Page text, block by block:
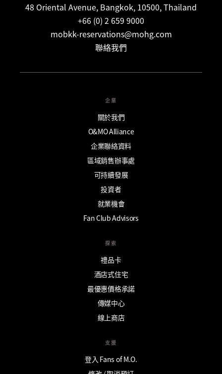
48 Oriental Avenue, Bangkok, 10500, Thailand
+66 (0) 2 659 9000
mobkk-reservations@mohg.com
聯絡我們
企業
關於我們
O&MO Alliance
企業聯絡資料
區域銷售辦事處
可持續發展
投資者
就業機會
Fan Club Advisors
探索
禮品卡
酒店式住宅
最優惠價格承諾
傳媒中心
線上商店
支援
登入 Fans of M.O.